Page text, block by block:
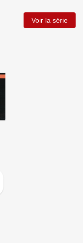
Voir la série